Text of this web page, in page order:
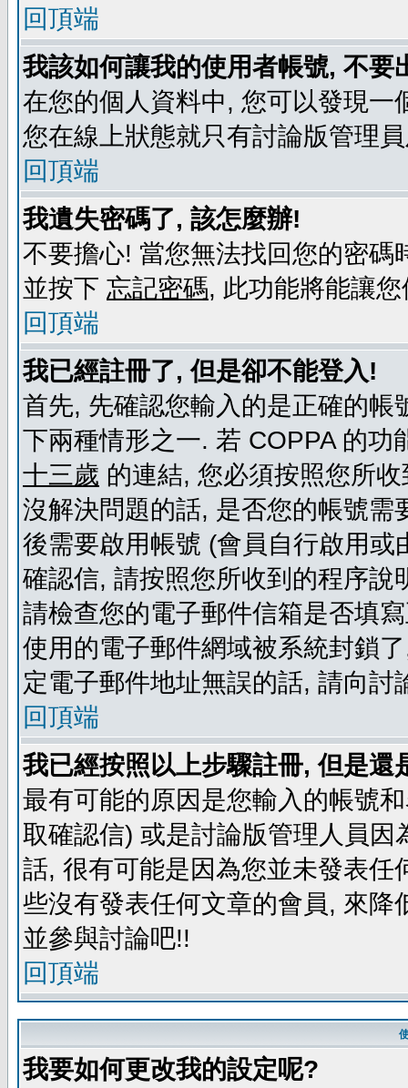
回頂端
我該如何讓我的使用者帳號, 不
在您的個人資料中, 您可以發現一
您在線上狀態就只有討論版管理
回頂端
我遺失密碼了, 該怎麼辦!
不要擔心! 當您無法找回您的密
並按下 忘記密碼, 此功能將能讓
回頂端
我已經註冊了, 但是卻不能登入!
首先, 先確認您輸入的是正確的
下兩種情形之一. 若 COPPA 的
十三歲 的連結, 您必須按照您所
沒解決問題的話, 是否您的帳號
後需要啟用帳號 (會員自行啟用
確認信, 請按照您所收到的程序
請檢查您的電子郵件信箱是否填
使用的電子郵件網域被系統封鎖
定電子郵件地址無誤的話, 請向
回頂端
我已經按照以上步驟註冊, 但是還
最有可能的原因是您輸入的帳號
取確認信) 或是討論版管理人員
話, 很有可能是因為您並未發表
些沒有發表任何文章的會員, 來
並參與討論吧!!
回頂端
我要如何更改我的設定呢?